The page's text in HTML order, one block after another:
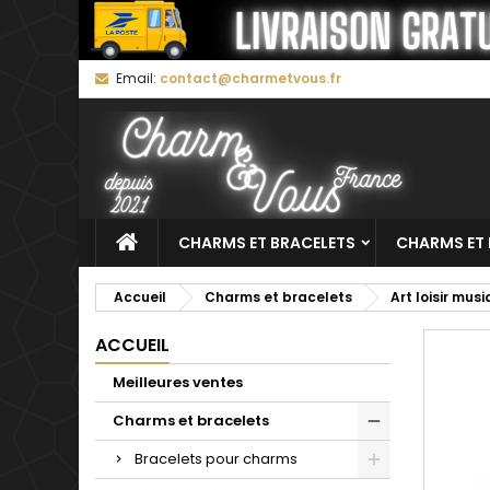
Email: contact@charmetvous.fr
CHARMS ET BRACELETS CHARMS ET
Accueil Charms et bracelets Art loisir
ACCUEIL
Meilleures ventes
Charms et bracelets
Bracelets pour charms